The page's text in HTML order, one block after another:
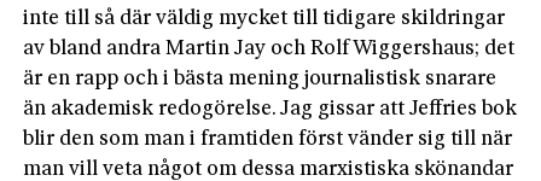
inte till så där väldig mycket till tidigare skildringar
av bland andra Martin Jay och Rolf Wiggershaus; det
är en rapp och i bästa mening journalistisk snarare
än akademisk redogörelse. Jag gissar att Jeffries bok
blir den som man i framtiden först vänder sig till när
man vill veta något om dessa marxistiska skönandar